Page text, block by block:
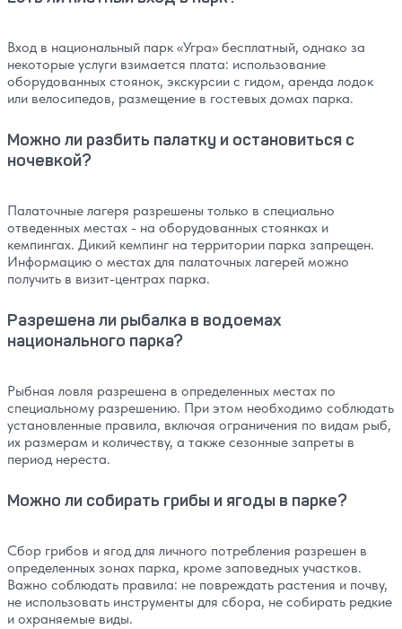
Вход в национальный парк «Угра» бесплатный, однако за
некоторые услуги взимается плата: использование
оборудованных стоянок, экскурсии с гидом, аренда лодок
или велосипедов, размещение в гостевых домах парка.
Можно ли разбить палатку и остановиться с
ночевкой?
Палаточные лагеря разрешены только в специально
отведенных местах - на оборудованных стоянках и
кемпингах. Дикий кемпинг на территории парка запрещен.
Информацию о местах для палаточных лагерей можно
получить в визит-центрах парка.
Разрешена ли рыбалка в водоемах
национального парка?
Рыбная ловля разрешена в определенных местах по
специальному разрешению. При этом необходимо соблюдать
установленные правила, включая ограничения по видам рыб,
их размерам и количеству, а также сезонные запреты в
период нереста.
Можно ли собирать грибы и ягоды в парке?
Сбор грибов и ягод для личного потребления разрешен в
определенных зонах парка, кроме заповедных участков.
Важно соблюдать правила: не повреждать растения и почву,
не использовать инструменты для сбора, не собирать редкие
и охраняемые виды.